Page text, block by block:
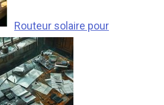
Routeur solaire pour